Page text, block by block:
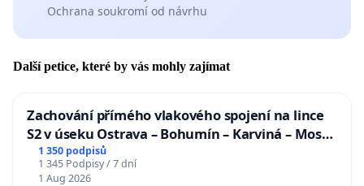
Ochrana soukromí od návrhu
Další petice, které by vás mohly zajímat
Zachování přímého vlakového spojení na lince
S2 v úseku Ostrava – Bohumín – Karviná – Mosty
u Jablunkova
1 350 podpisů
1 345 Podpisy / 7 dní
1 Aug 2026